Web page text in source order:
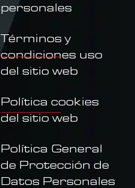
personales
Términos y
condiciones uso
del sitio web
Política cookies
del sitio web
Política General
de Protección de
Datos Personales